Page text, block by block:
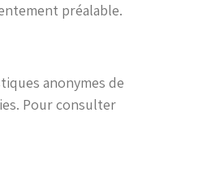
préalable.
anonymes de
Pour consulter